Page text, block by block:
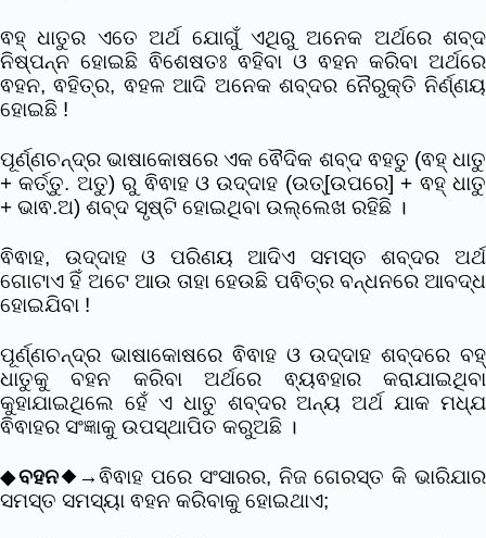
ଵହ୍ ଧାତୁର ଏତେ ଅର୍ଥ ଯୋଗୁଁ ଏଥିରୁ ଅନେକ ଅର୍ଥରେ ଶବ୍ଦ
ନିଷ୍ପନ୍ନ ହୋଇଛି ଵିଶେଷତଃ ଵହିବା ଓ ଵହନ କରିବା ଅର୍ଥରେ
ଵହନ, ଵହିତ୍ର, ଵହଳ ଆଦି ଅନେକ ଶବ୍ଦର ନୈରୁକ୍ତି ନିର୍ଣ୍ଣୟ
ହୋଇଛି !
ପୂର୍ଣ୍ଣଚନ୍ଦ୍ର ଭାଷାକୋଷରେ ଏକ ଵୈଦିକ ଶବ୍ଦ ଵହତୁ (ଵହ୍ ଧାତୁ
+ କର୍ତ୍ତୁ. ଅତୁ) ରୁ ଵିଵାହ ଓ ଉଦ୍ଦାହ (ଉତ୍[ଉପରେ] + ଵହ୍ ଧାତୁ
+ ଭାଵ.ଅ) ଶବ୍ଦ ସୃଷ୍ଟି ହୋଇଥିବା ଉଲ୍ଲେଖ ରହିଛି ।
ଵିଵାହ, ଉଦ୍ଦାହ ଓ ପରିଣୟ ଆଦିଏ ସମସ୍ତ ଶବ୍ଦର ଅର୍ଥ
ଗୋଟାଏ ହିଁ ଅଟେ ଆଉ ତାହା ହେଉଛି ପଵିତ୍ର ବନ୍ଧନରେ ଆବଦ୍ଧ
ହୋଇଯିବା !
ପୂର୍ଣ୍ଣଚନ୍ଦ୍ର ଭାଷାକୋଷରେ ଵିଵାହ ଓ ଉଦ୍ଦାହ ଶବ୍ଦରେ ବହ୍
ଧାତୁକୁ ବହନ କରିବା ଅର୍ଥରେ ଵ୍ୟଵହାର କରାଯାଇଥିବା
କୁହାଯାଇଥିଲେ ହେଁ ଏ ଧାତୁ ଶବ୍ଦର ଅନ୍ୟ ଅର୍ଥ ଯାକ ମଧ୍ଯ
ଵିଵାହର ସଂଜ୍ଞାକୁ ଉପସ୍ଥାପିତ କରୁଅଛି ।
◆ବହନ◆→ଵିଵାହ ପରେ ସଂସାରର, ନିଜ ଗେରସ୍ତ କି ଭାରିଯାର
ସମସ୍ତ ସମସ୍ୟା ଵହନ କରିବାକୁ ହୋଇଥାଏ;